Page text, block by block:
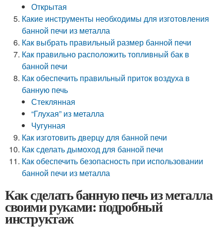
Открытая
Какие инструменты необходимы для изготовления
банной печи из металла
Как выбрать правильный размер банной печи
Как правильно расположить топливный бак в
банной печи
Как обеспечить правильный приток воздуха в
банную печь
Стеклянная
“Глухая” из металла
Чугунная
Как изготовить дверцу для банной печи
Как сделать дымоход для банной печи
Как обеспечить безопасность при использовании
банной печи из металла
Как сделать банную печь из металла
своими руками: подробный
инструктаж